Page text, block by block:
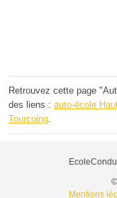
Retrouvez cette page
des liens : auto-école
Tourcoing
Mentions